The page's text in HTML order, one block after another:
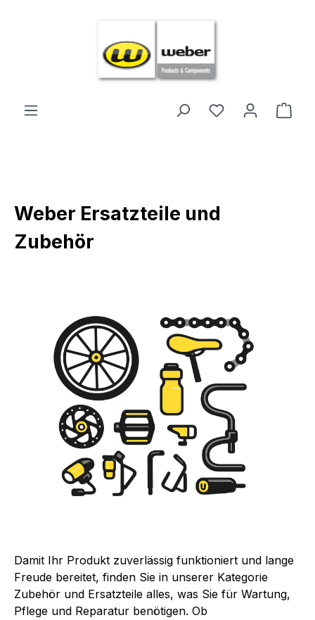
Weber Ersatzteile und
Zubehör
Damit Ihr Produkt zuverlässig funktioniert und lange
Freude bereitet, finden Sie in unserer Kategorie
Zubehör und Ersatzteile alles, was Sie für Wartung,
Pflege und Reparatur benötigen. Ob